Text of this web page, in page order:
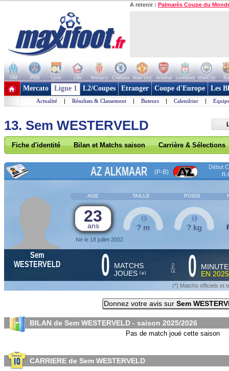
A retenir : Palmarès Coupe du
OM PSG Lyon Lille Monaco Chelsea Man Utd Arsenal Liverpool ManCity
+ de clubs
Mercato Ligue 1 L2/Coupes Etranger Coupe d'Europe Les
Actualité | Résultats & Classement | Buteurs | Calendrier |
13. Sem WESTERVELD
Fiche d'identité Bilan et Matchs saison Carrière & Sélections
AZ ALKMAAR (P-B)
Début
AGE TAILLE POIDS
23
ans
Né le 18 juillet 2002
? m ? kg
Sem
WESTERVELD
0 MATCHS
JOUES (*) & 0
EN
(*) Matchs officiels et
Donnez votre avis sur Sem
BILAN de Sem WESTERVELD - saison 2025/2026
Pas de match joué cette saison
CARRIERE de Sem WESTERVELD